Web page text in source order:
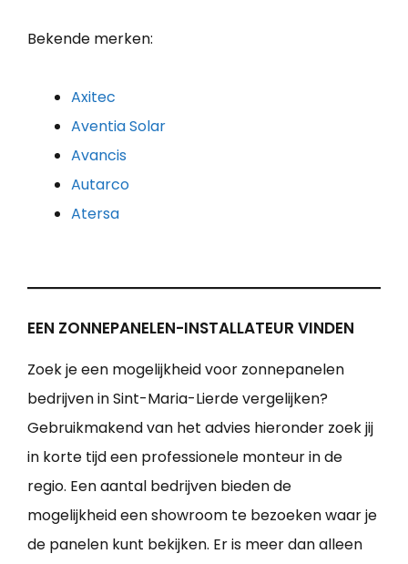
Bekende merken:
Axitec
Aventia Solar
Avancis
Autarco
Atersa
EEN ZONNEPANELEN-INSTALLATEUR VINDEN
Zoek je een mogelijkheid voor zonnepanelen
bedrijven in Sint-Maria-Lierde vergelijken?
Gebruikmakend van het advies hieronder zoek jij
in korte tijd een professionele monteur in de
regio. Een aantal bedrijven bieden de
mogelijkheid een showroom te bezoeken waar je
de panelen kunt bekijken. Er is meer dan alleen